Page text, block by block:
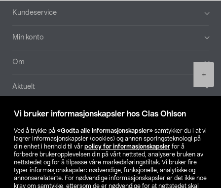
Vi bruker informasjonskapsler hos Clas Ohlson
Ved å trykke på «Godta alle informasjonskapsler» samtykker du i at vi
lagrer informasjonskapsler (cookies) og annen sporingsteknologi på
din enhet i henhold til vår policy for informasjonskapsler for å
forbedre brukeropplevelsen din på vårt nettsted, analysere bruken av
nettstedet og for å tilpasse våre markedsføringstiltak. Vi bruker fire
typer informasjonskapsler: nødvendige, funksjonelle, analytiske og
annonserelaterte. For nødvendige informasjonskapsler er det ikke noe
krav om samtykke, ettersom de er nødvendige for at nettstedet skal
+
Bunntekst
Kundeservice
Min konto
Om
Aktuelt
Våre selskaper
Finn din butikk
SE NO FI